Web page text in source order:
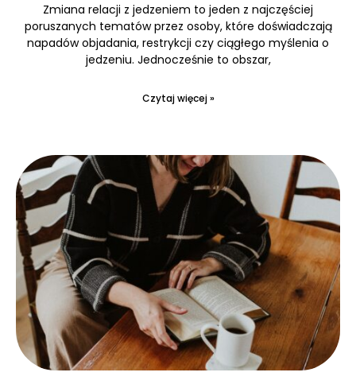
Zmiana relacji z jedzeniem to jeden z najczęściej
poruszanych tematów przez osoby, które doświadczają
napadów objadania, restrykcji czy ciągłego myślenia o
jedzeniu. Jednocześnie to obszar,
Czytaj więcej »